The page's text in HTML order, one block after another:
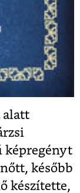
alatt
képregényt
később
készítette,